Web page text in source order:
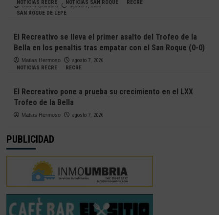
Deivid Quintero agosto 7, 2026
NOTICIAS RECRE NOTICIAS SAN ROQUE
RECRE
SAN ROQUE DE LEPE
El Recreativo se lleva el primer asalto del Trofeo de la
Bella en los penaltis tras empatar con el San Roque (0-0)
Matias Hermoso
agosto 7, 2026
NOTICIAS RECRE
RECRE
El Recreativo pone a prueba su crecimiento en el LXX
Trofeo de la Bella
Matias Hermoso agosto 7, 2026
PUBLICIDAD